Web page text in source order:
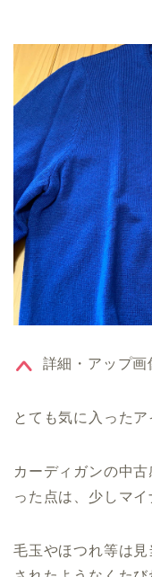
詳細・アップ画
とても気に入った
カーディガンの中
った点は、少しマ
毛玉やほつれ等は